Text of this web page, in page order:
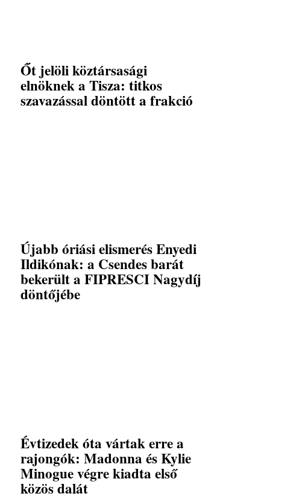
Őt jelöli köztársasági
elnöknek a Tisza: titkos
szavazással döntött a frakció
Újabb óriási elismerés Enyedi
Ildikónak: a Csendes barát
bekerült a FIPRESCI Nagydíj
döntőjébe
Évtizedek óta vártak erre a
rajongók: Madonna és Kylie
Minogue végre kiadta első
közös dalát